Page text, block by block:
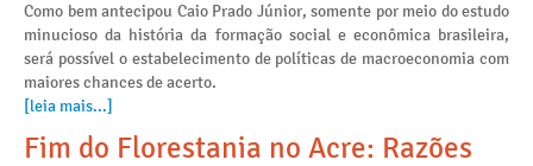
Como bem antecipou Caio Prado Júnior, somente por meio do estudo
minucioso da história da formação social e econômica brasileira,
será possível o estabelecimento de políticas de macroeconomia com
maiores chances de acerto.
[leia mais...]
Fim do Florestania no Acre: Razões